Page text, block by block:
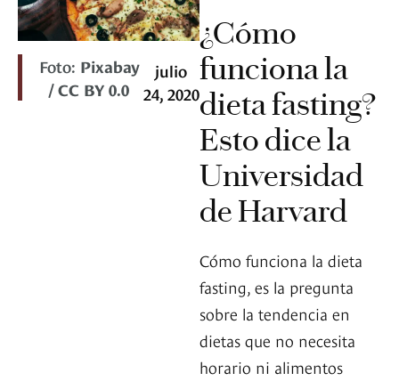
Foto: Pixabay
/ CC BY 0.0
julio
24, 2020
¿Cómo
funciona la
dieta fasting?
Esto dice la
Universidad
de Harvard
Cómo funciona la dieta
fasting, es la pregunta
sobre la tendencia en
dietas que no necesita
horario ni alimentos